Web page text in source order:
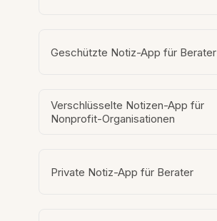
Geschützte Notiz-App für Berater
Verschlüsselte Notizen-App für
Nonprofit-Organisationen
Private Notiz-App für Berater